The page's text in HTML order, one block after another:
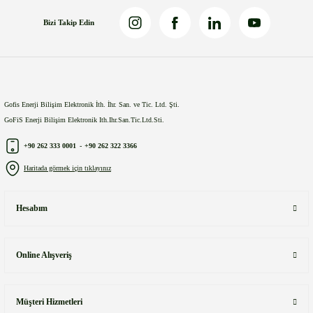
Bizi Takip Edin
Gofis Enerji Bilişim Elektronik İth. İhr. San. ve Tic. Ltd. Şti.
GoFiS Enerji Bilişim Elektronik Ith.Ihr.San.Tic.Ltd.Sti.
+90 262 333 0001 - +90 262 322 3366
Haritada görmek için tıklayınız
Hesabım
Online Alışveriş
Müşteri Hizmetleri